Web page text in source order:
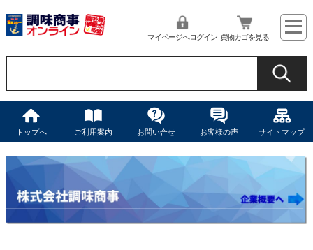
マイページへログイン 買物カゴを見る
トップへ ご利用案内 お問い合せ お客様の声 サイトマップ